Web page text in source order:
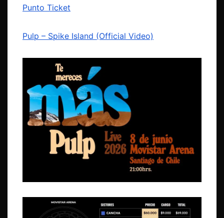
Punto Ticket
Pulp – Spike Island (Official Video)